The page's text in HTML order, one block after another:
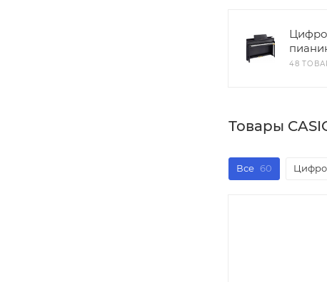
48
Товары
Все 60